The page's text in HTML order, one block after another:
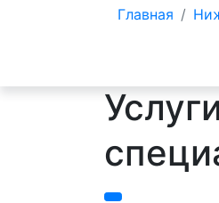
Главная